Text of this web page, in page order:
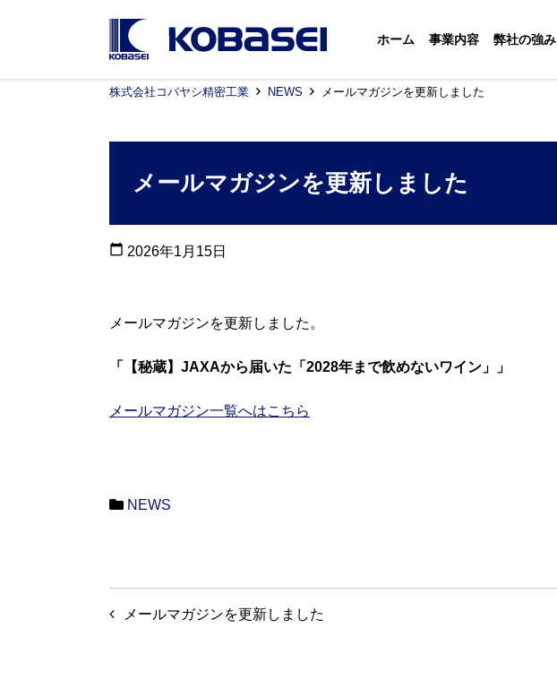
ホーム 事業内容 弊社の強み
株式会社コバヤシ精密工業 NEWS メールマガジンを更新しました
メールマガジンを更新しました
calendar_today 2026年1月15日
メールマガジンを更新しました。
「【秘蔵】JAXAから届いた「2028年まで飲めないワイン」」
メールマガジン一覧へはこちら
NEWS
投 メールマガジンを更新しました